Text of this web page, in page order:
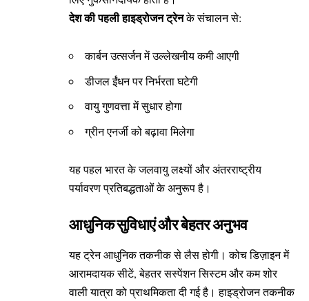
देश की पहली हाइड्रोजन ट्रेनके संचालन से:
कार्बन उत्सर्जन में उल्लेखनीय कमी आएगी
डीजल ईंधन पर निर्भरता घटेगी
वायु गुणवत्ता में सुधार होगा
ग्रीन एनर्जी को बढ़ावा मिलेगा
यह पहल भारत के जलवायु लक्ष्यों और अंतरराष्ट्रीय
पर्यावरण प्रतिबद्धताओं के अनुरूप है।
आधुनिक सुविधाएं और बेहतर अनुभव
यह ट्रेन आधुनिक तकनीक से लैस होगी। कोच डिज़ाइन में
आरामदायक सीटें, बेहतर सस्पेंशन सिस्टम और कम शोर
वाली यात्रा को प्राथमिकता दी गई है। हाइड्रोजन तकनीक